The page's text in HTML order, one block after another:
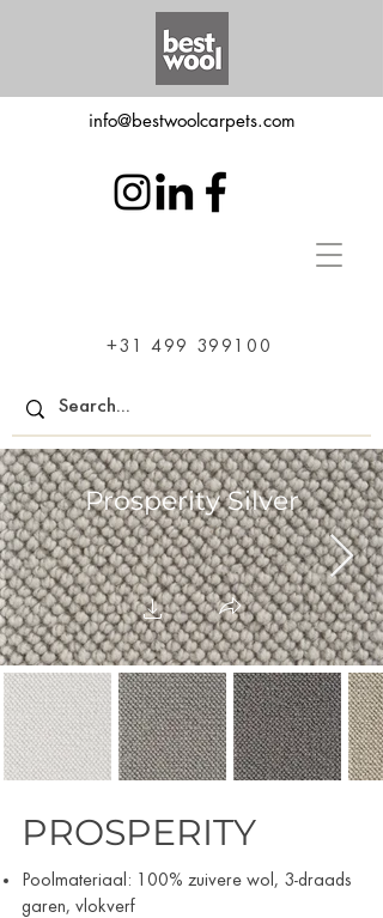
info@bestwoolcarpets.com
+31 499 399100
Prosperity Silver
PROSPERITY
Poolmateriaal: 100% zuivere wol, 3-draads
garen, vlokverf